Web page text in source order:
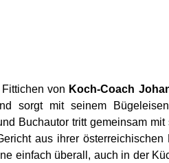
von Koch-Coach
sorgt mit seinem
Buchautor tritt gemeinsam mit
aus ihrer
einfach überall, auch in der